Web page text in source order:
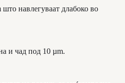
навлегуваат длабоко во
и чад под 10 µm.